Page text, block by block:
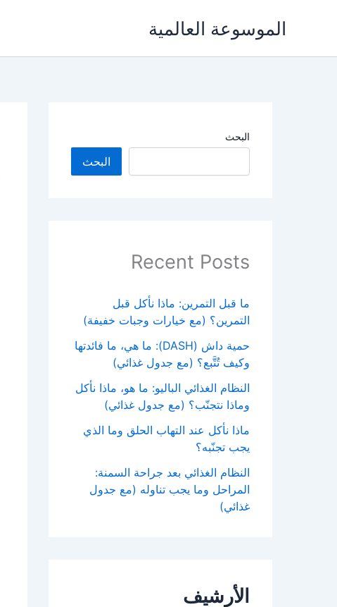
الموسوعة العالمية
البحث
البحث
Recent Posts
ما قبل التمرين: ماذا نأكل قبل
التمرين؟ (مع خيارات وجبات خفيفة)
حمية داش (DASH): ما هي، ما فائدتها
وكيف تُتَّبع؟ (مع جدول غذائي)
النظام الغذائي الباليو: ما هو، ماذا نأكل
وماذا نتجنّب؟ (مع جدول غذائي)
ماذا نأكل عند التهاب الحلق وما الذي
يجب تجنّبه؟
النظام الغذائي بعد جراحة السمنة:
المراحل وما يجب تناوله (مع جدول
غذائي)
الأرشيف